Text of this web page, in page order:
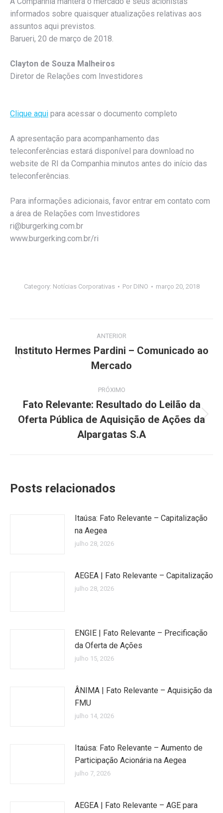
informados sobre quaisquer atualizações relativas aos
assuntos aqui previstos.
Barueri, 20 de março de 2018.
Clayton de Souza Malheiros
Diretor de Relações com Investidores
Clique aqui para acessar o documento completo
A apresentação para acompanhamento das
teleconferências estará disponível para download no
website de RI da Companhia minutos antes do início das
teleconferências.
Para informações adicionais, favor entrar em contato com
a área de Relações com Investidores
ri@burgerking.com.br
www.burgerking.com.br/ri
Category: Notícias Corporativas Por DINO março 20, 2018
de
ANTERIOR
anterior:
Instituto Hermes Pardini – Comunicado ao
Mercado
PRÓXIMO
Próximo
post:
Fato Relevante: Resultado do Leilão da
Oferta Pública de Aquisição de Ações da
Alpargatas S.A
Posts relacionados
Itaúsa: Fato Relevante – Capitalização
na Aegea
julho 28, 2026
AEGEA | Fato Relevante – Capitalização
julho 28, 2026
ENGIE | Fato Relevante – Precificação
da Oferta de Ações
julho 15, 2026
ÂNIMA | Fato Relevante – Aquisição da
FMU
julho 14, 2026
Itaúsa: Fato Relevante – Aumento de
Participação Acionária na Aegea
julho 7, 2026
AEGEA | Fato Relevante – AGE para